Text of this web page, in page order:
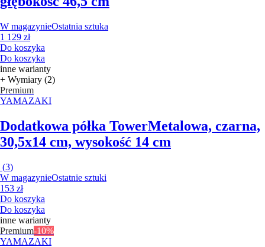
W magazynieOstatnia sztuka
1 129 zł
Do koszyka
Do koszyka
inne warianty
+ Wymiary (2)
Premium
YAMAZAKI
Dodatkowa półka TowerMetalowa, czarna,
30,5x14 cm, wysokość 14 cm
(3)
W magazynieOstatnie sztuki
153 zł
Do koszyka
Do koszyka
inne warianty
Premium-10%
YAMAZAKI